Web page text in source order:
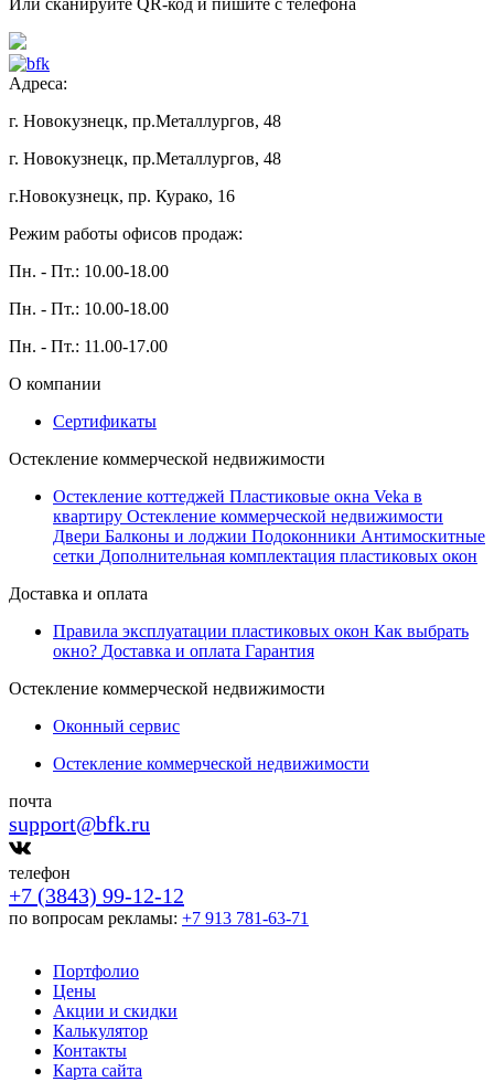
Или сканируйте QR-код и пишите с телефона
Адреса:
г. Новокузнецк, пр.Металлургов, 48
г. Новокузнецк, пр.Металлургов, 48
г.Новокузнецк, пр. Курако, 16
Режим работы офисов продаж:
Пн. - Пт.: 10.00-18.00
Пн. - Пт.: 10.00-18.00
Пн. - Пт.: 11.00-17.00
О компании
Сертификаты
Остекление коммерческой недвижимости
Остекление коттеджей Пластиковые окна Veka в
квартиру Остекление коммерческой недвижимости
Двери Балконы и лоджии Подоконники Антимоскитные
сетки Дополнительная комплектация пластиковых окон
Доставка и оплата
Правила эксплуатации пластиковых окон Как выбрать
окно? Доставка и оплата Гарантия
Остекление коммерческой недвижимости
Оконный сервис
Остекление коммерческой недвижимости
почта
support@bfk.ru
телефон
+7 (3843) 99-12-12
по вопросам рекламы: +7 913 781-63-71
Портфолио
Цены
Акции и скидки
Калькулятор
Контакты
Карта сайта